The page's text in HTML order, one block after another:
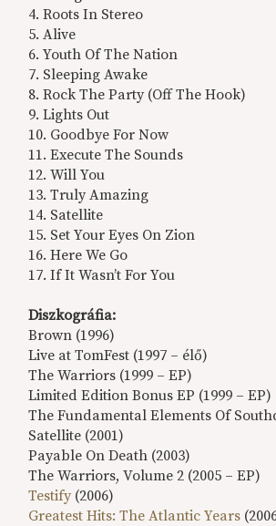
4. Roots In Stereo
5. Alive
6. Youth Of The Nation
7. Sleeping Awake
8. Rock The Party (Off The Hook)
9. Lights Out
10. Goodbye For Now
11. Execute The Sounds
12. Will You
13. Truly Amazing
14. Satellite
15. Set Your Eyes On Zion
16. Here We Go
17. If It Wasn’t For You
Diszkográfia:
Brown (1996)
Live at TomFest (1997 – élő)
The Warriors (1999 – EP)
Limited Edition Bonus EP (1999 – EP)
The Fundamental Elements Of
Satellite (2001)
Payable On Death (2003)
The Warriors, Volume 2 (2005 – EP)
Testify (2006)
Greatest Hits: The Atlantic Years